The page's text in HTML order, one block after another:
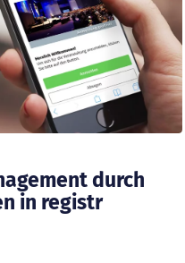
durch
in registr